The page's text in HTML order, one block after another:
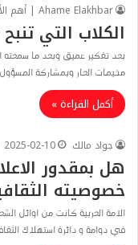
Ahame Elakhbar | أهم الأخبار
الكلاب التي
بعد تفكير عميق وبعد ما سمعته
مخيمات العار وبمشاركة
أكمل القراءة »
جواد مالك
2025-02-10
هل بمقدور
خصوصيته
الامة العربية كانت من اوائل
في دوامة و دائرة استهلاك